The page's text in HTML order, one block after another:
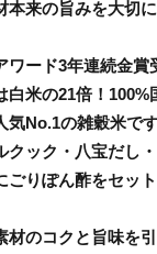
本来の旨みを大切
ワード3年連続金賞
白米の21倍！100%
No.1の雑穀米です
クック・八宝だし
ごりぽん酢をセット
のコクと旨味を引